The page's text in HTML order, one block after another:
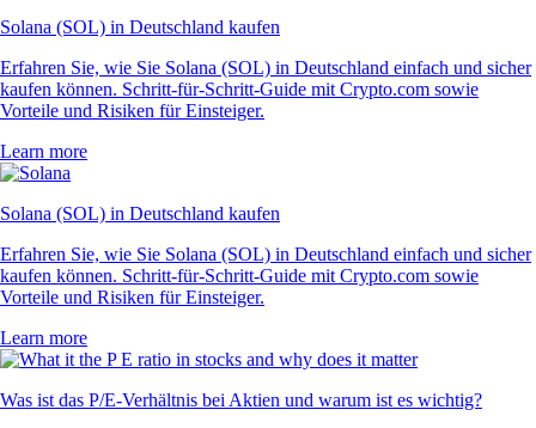
Solana (SOL) in Deutschland kaufen
Erfahren Sie, wie Sie Solana (SOL) in Deutschland einfach und sicher
kaufen können. Schritt-für-Schritt-Guide mit Crypto.com sowie
Vorteile und Risiken für Einsteiger.
Learn more
Solana (SOL) in Deutschland kaufen
Erfahren Sie, wie Sie Solana (SOL) in Deutschland einfach und sicher
kaufen können. Schritt-für-Schritt-Guide mit Crypto.com sowie
Vorteile und Risiken für Einsteiger.
Learn more
Was ist das P/E-Verhältnis bei Aktien und warum ist es wichtig?